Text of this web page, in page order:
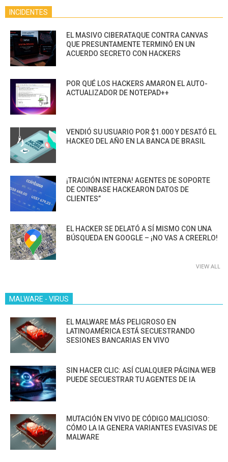
INCIDENTES
EL MASIVO CIBERATAQUE CONTRA CANVAS
QUE PRESUNTAMENTE TERMINÓ EN UN
ACUERDO SECRETO CON HACKERS
POR QUÉ LOS HACKERS AMARON EL AUTO-
ACTUALIZADOR DE NOTEPAD++
VENDIÓ SU USUARIO POR $1.000 Y DESATÓ EL
HACKEO DEL AÑO EN LA BANCA DE BRASIL
¡TRAICIÓN INTERNA! AGENTES DE SOPORTE
DE COINBASE HACKEARON DATOS DE
CLIENTES”
EL HACKER SE DELATÓ A SÍ MISMO CON UNA
BÚSQUEDA EN GOOGLE – ¡NO VAS A CREERLO!
VIEW ALL
MALWARE - VIRUS
EL MALWARE MÁS PELIGROSO EN
LATINOAMÉRICA ESTÁ SECUESTRANDO
SESIONES BANCARIAS EN VIVO
SIN HACER CLIC: ASÍ CUALQUIER PÁGINA WEB
PUEDE SECUESTRAR TU AGENTES DE IA
MUTACIÓN EN VIVO DE CÓDIGO MALICIOSO:
CÓMO LA IA GENERA VARIANTES EVASIVAS DE
MALWARE